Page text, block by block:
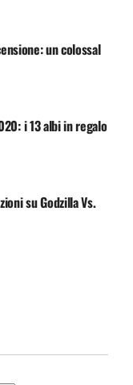
un colossal
i 13 albi in regalo
su Godzilla Vs.